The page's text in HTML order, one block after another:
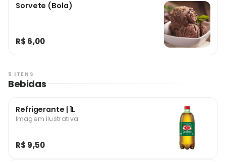
Sorvete (Bola)
R$ 6,00
5 ITENS
Bebidas
Refrigerante | 1L
Imagem ilustrativa
R$ 9,50